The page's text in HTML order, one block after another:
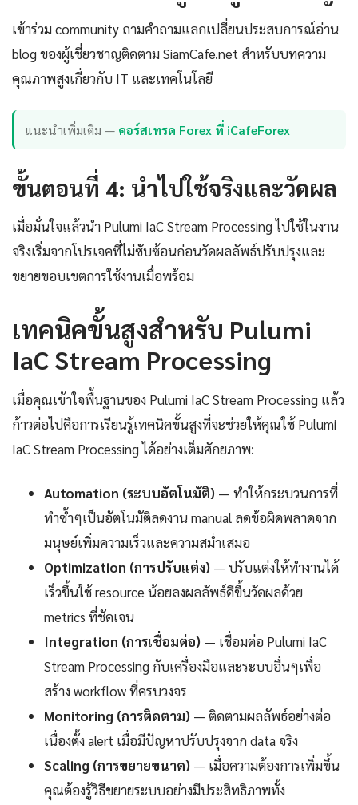
เข้าร่วม community ถามคำถามแลกเปลี่ยนประสบการณ์อ่าน
blog ของผู้เชี่ยวชาญติดตาม SiamCafe.net สำหรับบทความ
คุณภาพสูงเกี่ยวกับ IT และเทคโนโลยี
แนะนำเพิ่มเติม — คอร์สเทรด Forex ที่ iCafeForex
ขั้นตอนที่ 4: นำไปใช้จริงและวัดผล
เมื่อมั่นใจแล้วนำ Pulumi IaC Stream Processing ไปใช้ในงาน
จริงเริ่มจากโปรเจคที่ไม่ซับซ้อนก่อนวัดผลลัพธ์ปรับปรุงและ
ขยายขอบเขตการใช้งานเมื่อพร้อม
เทคนิคขั้นสูงสำหรับ Pulumi
IaC Stream Processing
เมื่อคุณเข้าใจพื้นฐานของ Pulumi IaC Stream Processing แล้ว
ก้าวต่อไปคือการเรียนรู้เทคนิคขั้นสูงที่จะช่วยให้คุณใช้ Pulumi
IaC Stream Processing ได้อย่างเต็มศักยภาพ:
Automation (ระบบอัตโนมัติ) — ทำให้กระบวนการที่
ทำซ้ำๆเป็นอัตโนมัติลดงาน manual ลดข้อผิดพลาดจาก
มนุษย์เพิ่มความเร็วและความสม่ำเสมอ
Optimization (การปรับแต่ง) — ปรับแต่งให้ทำงานได้
เร็วขึ้นใช้ resource น้อยลงผลลัพธ์ดีขึ้นวัดผลด้วย
metrics ที่ชัดเจน
Integration (การเชื่อมต่อ) — เชื่อมต่อ Pulumi IaC
Stream Processing กับเครื่องมือและระบบอื่นๆเพื่อ
สร้าง workflow ที่ครบวงจร
Monitoring (การติดตาม) — ติดตามผลลัพธ์อย่างต่อ
เนื่องตั้ง alert เมื่อมีปัญหาปรับปรุงจาก data จริง
Scaling (การขยายขนาด) — เมื่อความต้องการเพิ่มขึ้น
คุณต้องรู้วิธีขยายระบบอย่างมีประสิทธิภาพทั้ง